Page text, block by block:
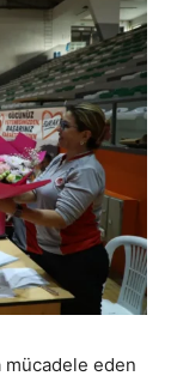
mücadele eden